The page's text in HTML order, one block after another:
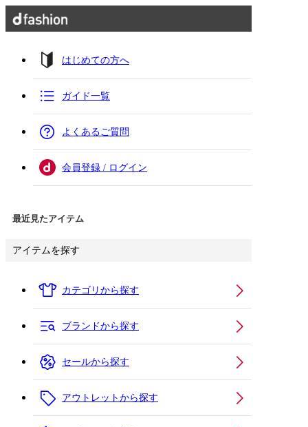
はじめての方へ
ガイド一覧
よくあるご質問
会員登録 / ログイン
最近見たアイテム
アイテムを探す
カテゴリから探す
ブランドから探す
セールから探す
アウトレットから探す